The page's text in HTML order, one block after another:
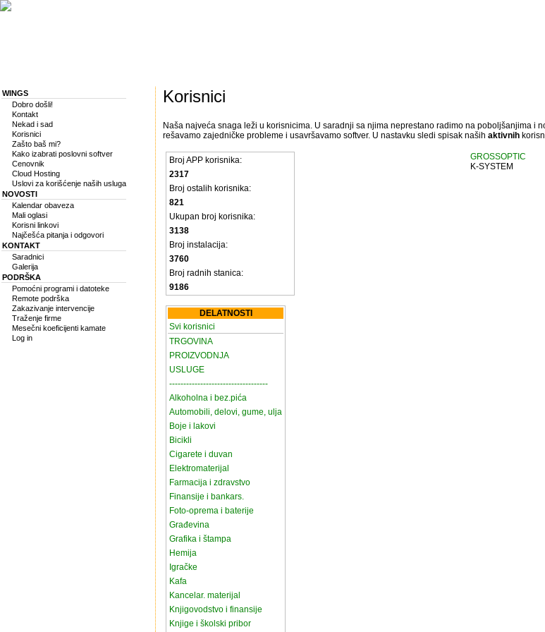
WINGS
Dobro došli!
Kontakt
Nekad i sad
Korisnici
Zašto baš mi?
Kako izabrati poslovni softver
Cenovnik
Cloud Hosting
Uslovi za korišćenje naših usluga
NOVOSTI
Kalendar obaveza
Mali oglasi
Korisni linkovi
Najčešća pitanja i odgovori
KONTAKT
Saradnici
Galerija
PODRŠKA
Pomoćni programi i datoteke
Remote podrška
Zakazivanje intervencije
Traženje firme
Mesečni koeficijenti kamate
Log in
Korisnici
Naša najveća snaga leži u korisnicima. U saradnji sa njima neprestano radimo na poboljšanjima i
rešavamo zajedničke probleme i usavršavamo softver. U nastavku sledi spisak naših aktivnih
Broj APP korisnika:
2317
Broj ostalih korisnika:
821
Ukupan broj korisnika:
3138
Broj instalacija:
3760
Broj radnih stanica:
9186
DELATNOSTI
Svi korisnici
TRGOVINA
PROIZVODNJA
USLUGE
-----------------------------------
Alkoholna i bez.pića
Automobili, delovi, gume, ulja
Boje i lakovi
Bicikli
Cigarete i duvan
Elektromaterijal
Farmacija i zdravstvo
Finansije i bankars.
Foto-oprema i baterije
Građevina
Grafika i štampa
Hemija
Igračke
Kafa
Kancelar. materijal
Knjigovodstvo i finansije
Knjige i školski pribor
GROSSOPTIC
K-SYSTEM